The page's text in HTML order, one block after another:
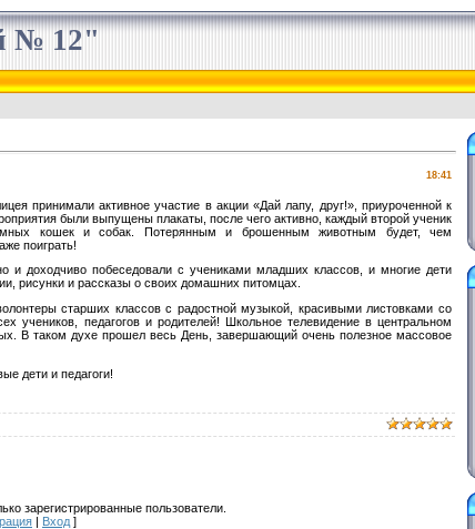
№ 12"
18:41
принимали активное участие в акции «Дай лапу, друг!», приуроченной к
были выпущены плакаты, после чего активно, каждый второй ученик
кошек и собак. Потерянным и брошенным животным будет, чем
поиграть!
и доходчиво побеседовали с учениками младших классов, и многие дети
рисунки и рассказы о своих домашних питомцах.
старших классов с радостной музыкой, красивыми листовками со
учеников, педагогов и родителей! Школьное телевидение в центральном
В таком духе прошел весь День, завершающий очень полезное массовое
дети и педагоги!
зарегистрированные пользователи.
| Вход ]